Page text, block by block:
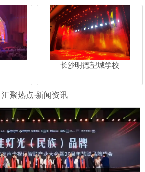
长沙明德望城学校
汇聚热点·新闻资讯